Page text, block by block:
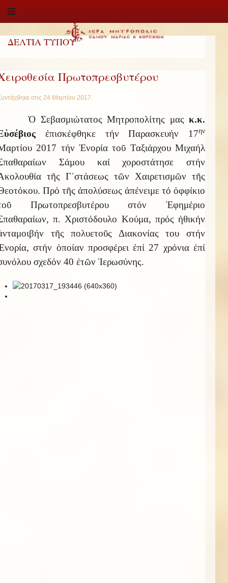
ΔΕΛΤΙΑ ΤΥΠΟΥ
Πρωτοπρεσβυτέρου
στις 24 Μαρτίου 2017.
Ὁ Σεβασμιώτατος Μητροπολίτης μας κ.κ.
ἐπισκέφθηκε τήν Παρασκευήν 17ην
2017 τήν Ἐνορία τοῦ Ταξιάρχου Μιχαήλ
Σάμου καί χοροστάτησε στήν
τῆς Γ΄στάσεως τῶν Χαιρετισμῶν τῆς
Πρό τῆς ἀπολύσεως ἀπένειμε τό ὀφφίκιο
Πρωτοπρεσβυτέρου στόν Ἐφημέριο
π. Χριστόδουλο Κούμα, πρός ἠθικήν
τῆς πολυετοῦς Διακονίας του στήν
στήν ὁποίαν προσφέρει ἐπί 27 χρόνια ἐπί
σχεδόν 40 ἐτῶν Ἱερωσύνης.